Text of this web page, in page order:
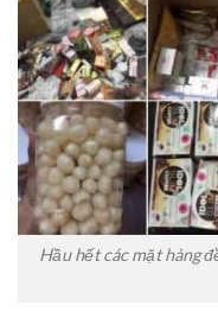
Hầu hết các mặt hàng